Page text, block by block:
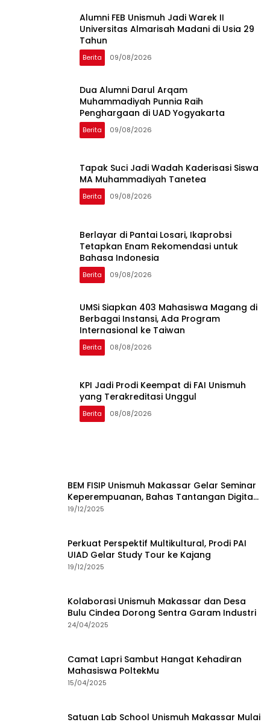
Alumni FEB Unismuh Jadi Warek II
Universitas Almarisah Madani di Usia 29
Tahun
Berita 09/08/2026
Dua Alumni Darul Arqam
Muhammadiyah Punnia Raih
Penghargaan di UAD Yogyakarta
Berita 09/08/2026
Tapak Suci Jadi Wadah Kaderisasi Siswa
MA Muhammadiyah Tanetea
Berita 09/08/2026
Berlayar di Pantai Losari, Ikaprobsi
Tetapkan Enam Rekomendasi untuk
Bahasa Indonesia
Berita 09/08/2026
UMSi Siapkan 403 Mahasiswa Magang di
Berbagai Instansi, Ada Program
Internasional ke Taiwan
Berita 08/08/2026
KPI Jadi Prodi Keempat di FAI Unismuh
yang Terakreditasi Unggul
Berita 08/08/2026
BEM FISIP Unismuh Makassar Gelar Seminar
Keperempuanan, Bahas Tantangan Digital
dan Budaya Lokal
19/12/2025
Perkuat Perspektif Multikultural, Prodi PAI
UIAD Gelar Study Tour ke Kajang
19/12/2025
Kolaborasi Unismuh Makassar dan Desa
Bulu Cindea Dorong Sentra Garam Industri
24/04/2025
Camat Lapri Sambut Hangat Kehadiran
Mahasiswa PoltekMu
15/04/2025
Satuan Lab School Unismuh Makassar Mulai